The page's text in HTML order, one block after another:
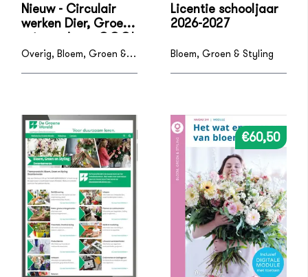
Nieuw - Circulair
werken Dier, Groene
ruimte, Agro, GGGI
en Bloem
Overig, Bloem, Groen & Styling, Dierverzorging & Paraveterinair, Groene ruimte, Groen, Grond & Groene Infra, Plant, Veehouderij
Licentie schooljaar
2026-2027
Bloem, Groen & Styling
€60,50